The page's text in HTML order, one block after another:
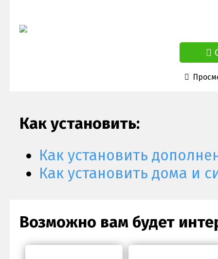
Как установить:
Как установить
Как установить дома и
Возможно вам будет